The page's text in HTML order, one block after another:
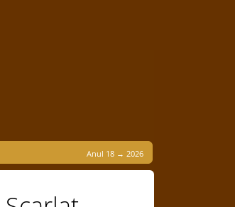
Anul 18 → 2026